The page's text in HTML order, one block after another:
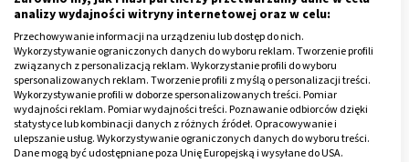
analizy wydajności witryny internetowej oraz w celu:
Przechowywanie informacji na urządzeniu lub dostęp do nich.
Wykorzystywanie ograniczonych danych do wyboru reklam. Tworzenie profili
związanych z personalizacją reklam. Wykorzystanie profili do wyboru
spersonalizowanych reklam. Tworzenie profili z myślą o personalizacji treści.
Wykorzystywanie profili w doborze spersonalizowanych treści. Pomiar
wydajności reklam. Pomiar wydajności treści. Poznawanie odbiorców dzięki
statystyce lub kombinacji danych z różnych źródeł. Opracowywanie i
ulepszanie usług. Wykorzystywanie ograniczonych danych do wyboru treści.
Dane mogą być udostępniane poza Unię Europejską i wysyłane do USA.